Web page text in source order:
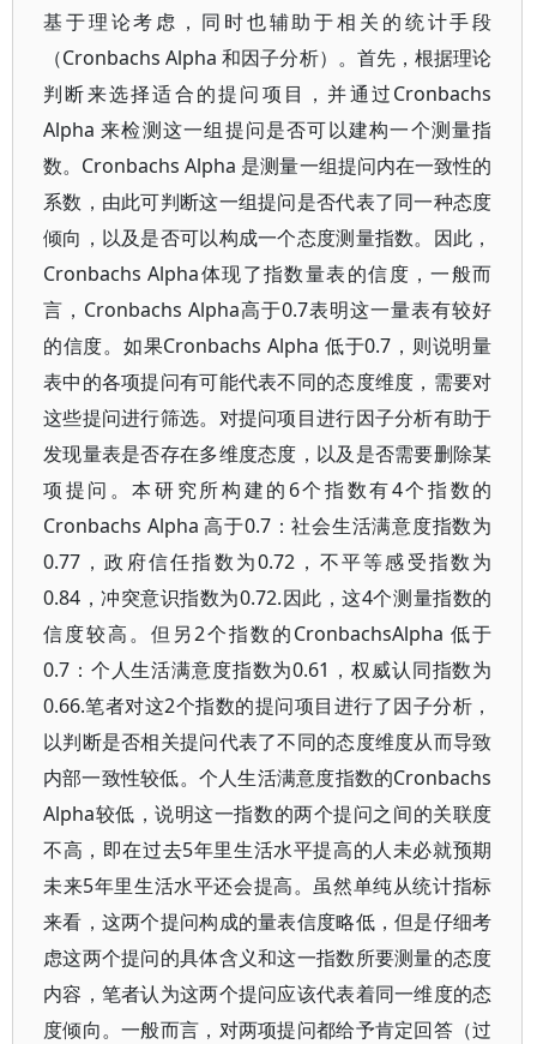
基于理论考虑，同时也辅助于相关的统计手段
（Cronbachs Alpha 和因子分析）。首先，根据理论
判断来选择适合的提问项目，并通过Cronbachs
Alpha 来检测这一组提问是否可以建构一个测量指
数。Cronbachs Alpha 是测量一组提问内在一致性的
系数，由此可判断这一组提问是否代表了同一种态度
倾向，以及是否可以构成一个态度测量指数。因此，
Cronbachs Alpha体现了指数量表的信度，一般而
言，Cronbachs Alpha高于0.7表明这一量表有较好
的信度。如果Cronbachs Alpha 低于0.7，则说明量
表中的各项提问有可能代表不同的态度维度，需要对
这些提问进行筛选。对提问项目进行因子分析有助于
发现量表是否存在多维度态度，以及是否需要删除某
项提问。本研究所构建的6个指数有4个指数的
Cronbachs Alpha 高于0.7：社会生活满意度指数为
0.77，政府信任指数为0.72，不平等感受指数为
0.84，冲突意识指数为0.72.因此，这4个测量指数的
信度较高。但另2个指数的CronbachsAlpha 低于
0.7：个人生活满意度指数为0.61，权威认同指数为
0.66.笔者对这2个指数的提问项目进行了因子分析，
以判断是否相关提问代表了不同的态度维度从而导致
内部一致性较低。个人生活满意度指数的Cronbachs
Alpha较低，说明这一指数的两个提问之间的关联度
不高，即在过去5年里生活水平提高的人未必就预期
未来5年里生活水平还会提高。虽然单纯从统计指标
来看，这两个提问构成的量表信度略低，但是仔细考
虑这两个提问的具体含义和这一指数所要测量的态度
内容，笔者认为这两个提问应该代表着同一维度的态
度倾向。一般而言，对两项提问都给予肯定回答（过